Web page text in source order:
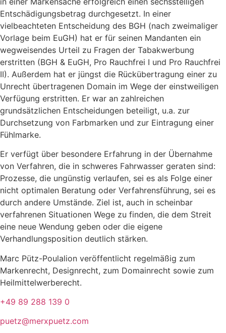
Entschädigungsbetrag durchgesetzt. In einer
vielbeachteten Entscheidung des BGH (nach zweimaliger
Vorlage beim EuGH) hat er für seinen Mandanten ein
wegweisendes Urteil zu Fragen der Tabakwerbung
erstritten (BGH & EuGH, Pro Rauchfrei I und Pro Rauchfrei
II). Außerdem hat er jüngst die Rückübertragung einer zu
Unrecht übertragenen Domain im Wege der einstweiligen
Verfügung erstritten. Er war an zahlreichen
grundsätzlichen Entscheidungen beteiligt, u.a. zur
Durchsetzung von Farbmarken und zur Eintragung einer
Fühlmarke.
Er verfügt über besondere Erfahrung in der Übernahme
von Verfahren, die in schweres Fahrwasser geraten sind:
Prozesse, die ungünstig verlaufen, sei es als Folge einer
nicht optimalen Beratung oder Verfahrensführung, sei es
durch andere Umstände. Ziel ist, auch in scheinbar
verfahrenen Situationen Wege zu finden, die dem Streit
eine neue Wendung geben oder die eigene
Verhandlungsposition deutlich stärken.
Marc Pütz-Poulalion veröffentlicht regelmäßig zum
Markenrecht, Designrecht, zum Domainrecht sowie zum
Heilmittelwerberecht.
+49 89 288 139 0
puetz@merxpuetz.com